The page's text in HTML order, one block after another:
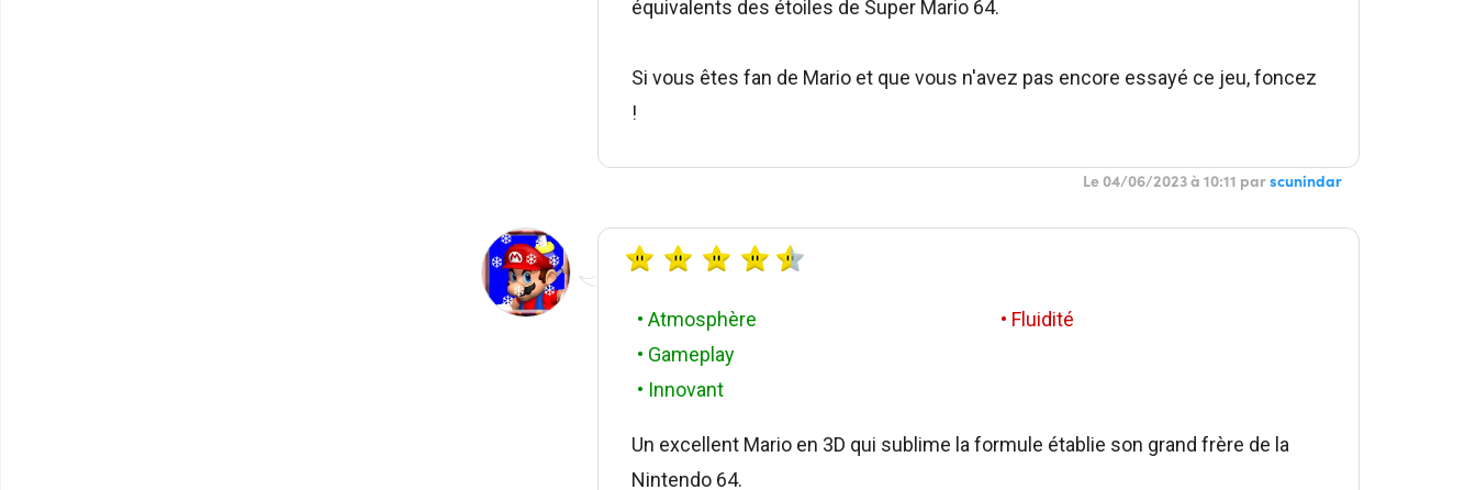
équivalents des étoiles de Super Mario 64.
Si vous êtes fan de Mario et que vous n'avez pas encore essayé ce jeu, foncez
!
Le 04/06/2023 à 10:11 parscunindar
• Atmosphère
• Gameplay
• Innovant
• Fluidité
Un excellent Mario en 3D qui sublime la formule établie son grand frère de la
Nintendo 64.